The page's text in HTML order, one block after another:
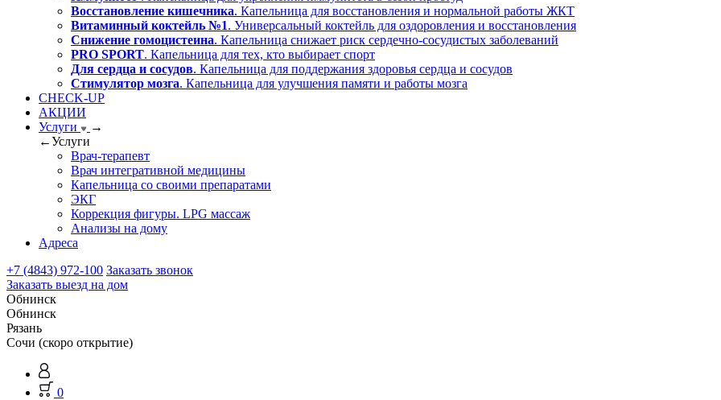
Восстановление кишечника. Капельница для восстановления и нормальной работы ЖКТ
Витаминный коктейль №1. Универсальный коктейль для оздоровления и восстановления
Снижение гомоцистеина. Капельница снижает риск сердечно-сосудистых заболеваний
PRO SPORT. Капельница для тех, кто выбирает спорт
Для сердца и сосудов. Капельница для поддержания здоровья сердца и сосудов
Стимулятор мозга. Капельница для улучшения памяти и работы мозга
CHECK-UP
АКЦИИ
Услуги
→
←Услуги
Врач-терапевт
Врач интегративной медицины
Капельница со своими препаратами
ЭКГ
Коррекция фигуры. LPG массаж
Анализы на дому
Адреса
+7 (4843) 972-100 Заказать звонок
Заказать выезд на дом
Обнинск
Обнинск
Рязань
Сочи (скоро открытие)
0